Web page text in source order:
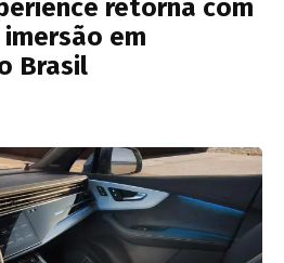
retorna com
em
Brasil